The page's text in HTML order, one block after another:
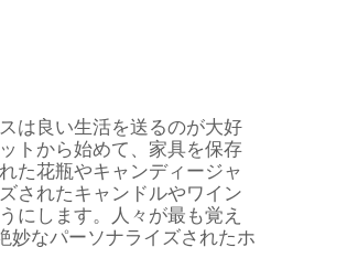
は良い生活を送るのが大好
トから始めて、家具を保存
た花瓶やキャンディージャ
されたキャンドルやワイン
にします。人々が最も覚え
妙なパーソナライズされたホ